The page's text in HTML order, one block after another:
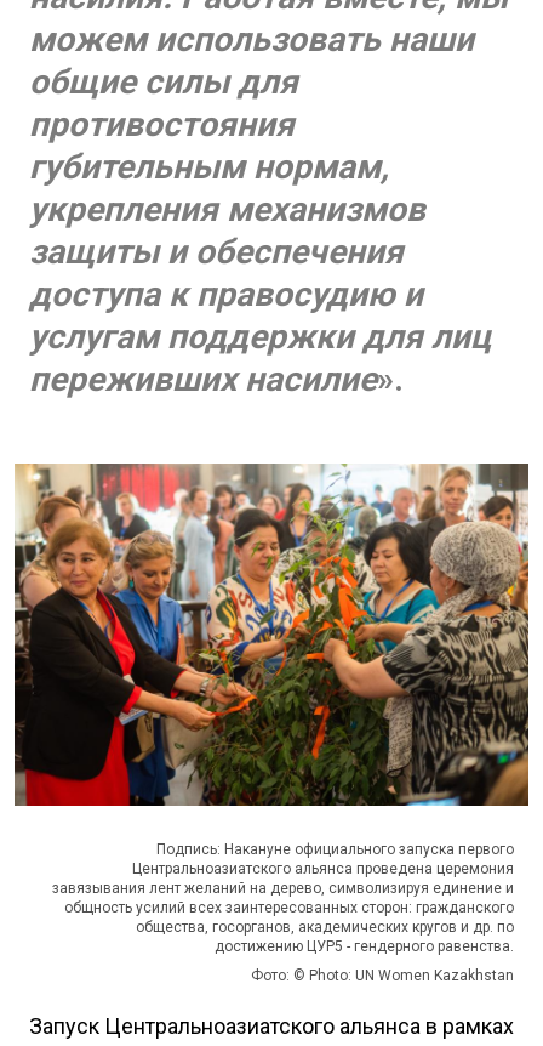
можем использовать наши
общие силы для
противостояния
губительным нормам,
укрепления механизмов
защиты и обеспечения
доступа к правосудию и
услугам поддержки для лиц
переживших насилие».
Подпись: Накануне официального запуска первого
Центральноазиатского альянса проведена церемония
завязывания лент желаний на дерево, символизируя единение и
общность усилий всех заинтересованных сторон: гражданского
общества, госорганов, академических кругов и др. по
достижению ЦУР5 - гендерного равенства.
Фото: © Photo: UN Women Kazakhstan
Запуск Центральноазиатского альянса в рамках